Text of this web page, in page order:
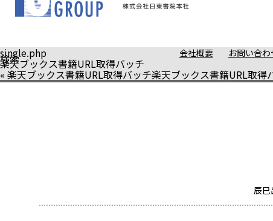
会社概要 お問い合わ
検索
single.php
楽天ブックス書籍URL取得バッチ
« 楽天ブックス書籍URL取得バッチ楽天ブックス書籍URL取得
辰